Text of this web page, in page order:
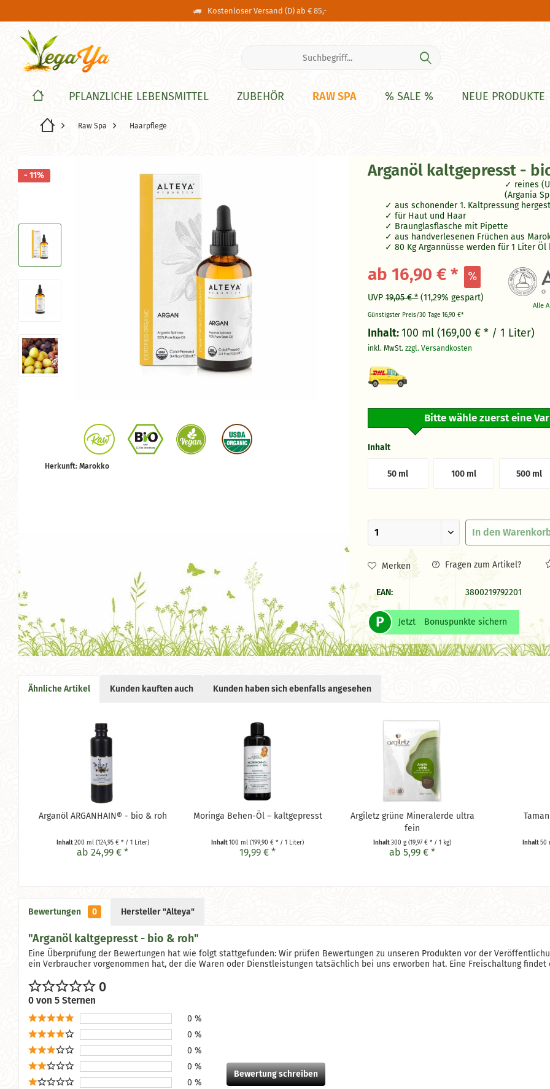
Kostenloser Versand (D) ab € 85,-
PFLANZLICHE LEBENSMITTEL ZUBEHÖR RAW SPA % SALE % NEUE PRODUKTE
Raw Spa Haarpflege
- 11%
Herkunft: Marokko
Arganöl kaltgepresst -
reines
(Argania
aus schonender 1. Kaltpressung
für Haut und Haar
Braunglasflasche mit Pipette
aus handverlesenen Früchen aus
80 Kg Argannüsse werden für 1 Liter
Alle
ab 16,90 € *
UVP19,05 € * (11,29% gespart)
Günstigster Preis/30 Tage16,90 €*
Inhalt:100 ml (169,00 € * / 1 Liter)
inkl. MwSt.zzgl. Versandkosten
Bitte wähle zuerst eine
Inhalt
50 ml 100 ml 500 ml
In den
Merken Fragen zum Artikel?
EAN: 3800219792201
P Jetzt Bonuspunkte sichern
Ähnliche Artikel Kunden kauften auch Kunden haben sich ebenfalls angesehen
Arganöl ARGANHAIN® - bio & roh
Inhalt200 ml (124,95 € * / 1 Liter)
ab 24,99 € *
Moringa Behen-Öl – kaltgepresst
Inhalt100 ml(199,90 € * / 1 Liter)
19,99 € *
Argiletz grüne Mineralerde ultra
fein
Inhalt300 g(19,97 € * / 1 kg)
ab 5,99 € *
Inhalt50
Bewertungen 0 Hersteller "Alteya"
"Arganöl kaltgepresst - bio & roh"
Eine Überprüfung der Bewertungen hat wie folgt stattgefunden: Wir prüfen Bewertungen zu unseren Produkten vor der
ein Verbraucher vorgenommen hat, der die Waren oder Dienstleistungen tatsächlich bei uns erworben hat. Eine Freischaltung
0
0 von 5 Sternen
0 %
0 %
0 %
0 %
0 %
Bewertung schreiben